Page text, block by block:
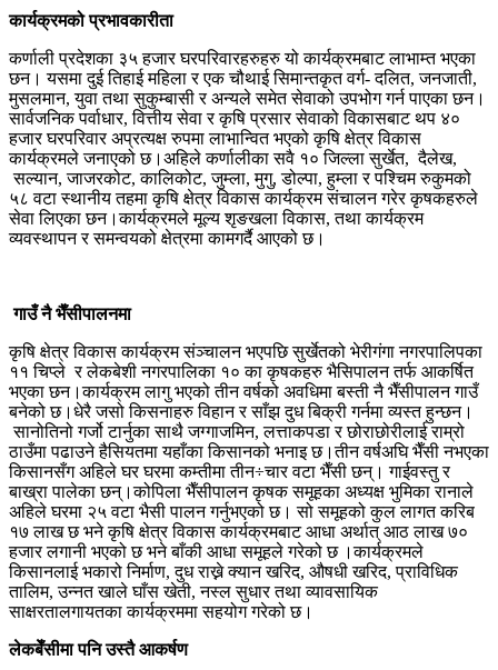
कार्यक्रमको प्रभावकारीता
कर्णाली प्रदेशका ३५ हजार घरपरिवारहरुहरु यो कार्यक्रमबाट लाभाम्त भएका
छन। यसमा दुई तिहाई महिला र एक चौथाई सिमान्तकृत वर्ग- दलित, जनजाती,
मुसलमान, युवा तथा सुकुम्बासी र अन्यले समेत सेवाको उपभोग गर्न पाएका छन।
सार्वजनिक पर्वाधार, वित्तीय सेवा र कृषि प्रसार सेवाको विकासबाट थप ४०
हजार घरपरिवार अप्रत्यक्ष रुपमा लाभान्वित भएको कृषि क्षेत्र विकास
कार्यक्रमले जनाएको छ।अहिले कर्णालीका सवै १० जिल्ला सुर्खेत, दैलेख,
सल्यान, जाजरकोट, कालिकोट, जुम्ला, मुगु, डोल्पा, हुम्ला र पश्चिम रुकुमको
५८ वटा स्थानीय तहमा कृषि क्षेत्र विकास कार्यक्रम संचालन गरेर कृषकहरुले
सेवा लिएका छन।कार्यक्रमले मूल्य शृङखला विकास, तथा कार्यक्रम
व्यवस्थापन र समन्वयको क्षेत्रमा कामगर्दै आएको छ।
गाउँ नै भैँसीपालनमा
कृषि क्षेत्र विकास कार्यक्रम संञ्चालन भएपछि सुर्खेतको भेरीगंगा नगरपालिपका
११ चिप्ले र लेकबेशी नगरपालिका १० का कृषकहरु भैसिपालन तर्फ आकर्षित
भएका छन।कार्यक्रम लागु भएको तीन वर्षको अवधिमा बस्ती नै भैँसीपालन गाउँ
बनेको छ।धेरै जसो किसनाहरु विहान र साँझ दुध बिक्री गर्नमा व्यस्त हुन्छन।
सानोतिनो गर्जो टार्नुका साथै जग्गाजमिन, लत्ताकपडा र छोराछोरीलाई राम्रो
ठाउँमा पढाउने हैसियतमा यहाँका किसानको भनाइ छ।तीन वर्षअघि भैँसी नभएका
किसानसँग अहिले घर घरमा कम्तीमा तीन÷चार वटा भैँसी छन्। गाईवस्तु र
बाख्रा पालेका छन्।कोपिला भैँसीपालन कृषक समूहका अध्यक्ष भुमिका रानाले
अहिले घरमा २५ वटा भैसी पालन गर्नुभएको छ। सो समूहको कुल लागत करिब
१७ लाख छ भने कृषि क्षेत्र विकास कार्यक्रमबाट आधा अर्थात् आठ लाख ७०
हजार लगानी भएको छ भने बाँकी आधा समूहले गरेको छ ।कार्यक्रमले
किसानलाई भकारो निर्माण, दुध राख्ने क्यान खरिद, औषधी खरिद, प्राविधिक
तालिम, उन्नत खाले घाँस खेती, नस्ल सुधार तथा व्यावसायिक
साक्षरतालगायतका कार्यक्रममा सहयोग गरेको छ।
लेकबेँसीमा पनि उस्तै आकर्षण